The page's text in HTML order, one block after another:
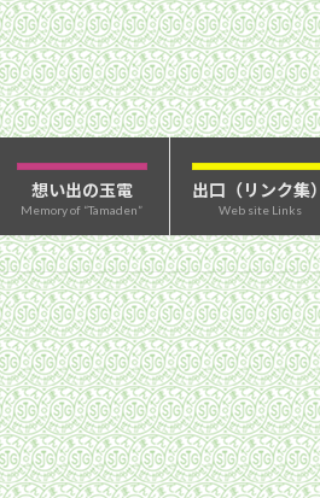
想い出の玉電
Memory of “Tamaden”
出口（リンク集）
Web site Links